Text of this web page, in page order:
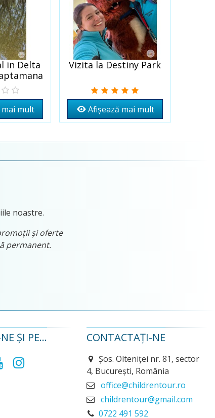
in Delta
mai mult
Adaugă la Wishlist
Vizita la Destiny Park
Afișează mai mult
noastre.
și oferte
permanent.
ȘI PE... CONTACTAȚI-NE
Șos. Olteniței nr. 81, sector
4, București, România
office@childrentour.ro
childrentour@gmail.com
0722 491 592